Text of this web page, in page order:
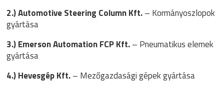
2.)Automotive Steering Column Kft.– Kormányoszlopok
gyártása
3.)Emerson Automation FCP Kft.– Pneumatikus elemek
gyártása
4.)Hevesgép Kft.– Mezőgazdasági gépek gyártása